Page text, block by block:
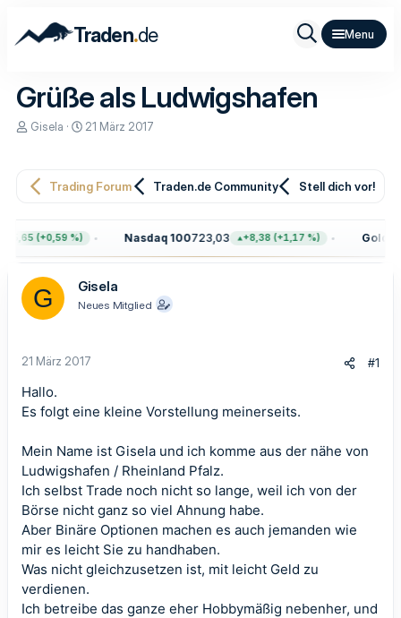
Traden.de
Grüße als Ludwigshafen
E
e
r
Gisela
E
e
m
21 März 2017
Trading Forum Traden.de Community Stell dich vor!
(+0,59 %) Nasdaq 100723,03 +8,38 (+1,17 %) Gold
G Gisela
Neues Mitglied
21 März 2017 #1
Hallo.
Es folgt eine kleine Vorstellung meinerseits.
Mein Name ist Gisela und ich komme aus der nähe von
Ludwigshafen / Rheinland Pfalz.
Ich selbst Trade noch nicht so lange, weil ich von der
Börse nicht ganz so viel Ahnung habe.
Aber Binäre Optionen machen es auch jemanden wie
mir es leicht Sie zu handhaben.
Was nicht gleichzusetzen ist, mit leicht Geld zu
verdienen.
Ich betreibe das ganze eher Hobbymäßig nebenher, und